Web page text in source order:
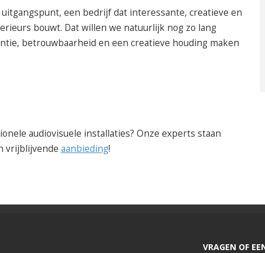
een bedrijf dat interessante, creatieve en
bouwt. Dat willen we natuurlijk nog zo lang
betrouwbaarheid en een creatieve houding maken
audiovisuele installaties? Onze experts staan
vrijblijvende aanbieding!
VRAGEN OF